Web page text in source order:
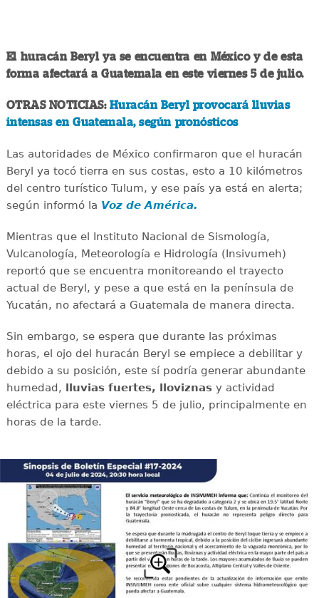
El huracán Beryl ya se encuentra en México y de esta
forma afectará a Guatemala en este viernes 5 de julio.
OTRAS NOTICIAS: Huracán Beryl provocará lluvias
intensas en Guatemala, según pronósticos
Las autoridades de México confirmaron que el huracán
Beryl ya tocó tierra en sus costas, esto a 10 kilómetros
del centro turístico Tulum, y ese país ya está en alerta;
según informó la Voz de América.
Mientras que el Instituto Nacional de Sismología,
Vulcanología, Meteorología e Hidrología (Insivumeh)
reportó que se encuentra monitoreando el trayecto
actual de Beryl, y pese a que está en la península de
Yucatán, no afectará a Guatemala de manera directa.
Sin embargo, se espera que durante las próximas
horas, el ojo del huracán Beryl se empiece a debilitar y
debido a su posición, este sí podría generar abundante
humedad, lluvias fuertes, lloviznasy actividad
eléctrica para este viernes 5 de julio, principalmente en
horas de la tarde.